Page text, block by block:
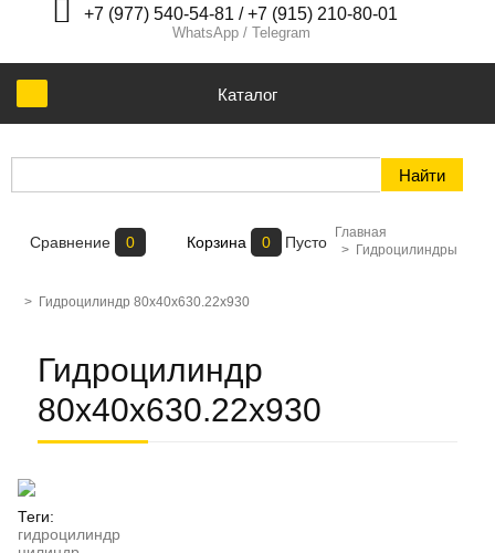
+7 (977) 540-54-81 / +7 (915) 210-80-01
WhatsApp / Telegram
Каталог
Сравнение 0 Корзина 0 Пусто
Главная
> Гидроцилиндры
> Гидроцилиндр 80х40х630.22х930
Гидроцилиндр
80х40х630.22х930
Теги:
гидроцилиндр